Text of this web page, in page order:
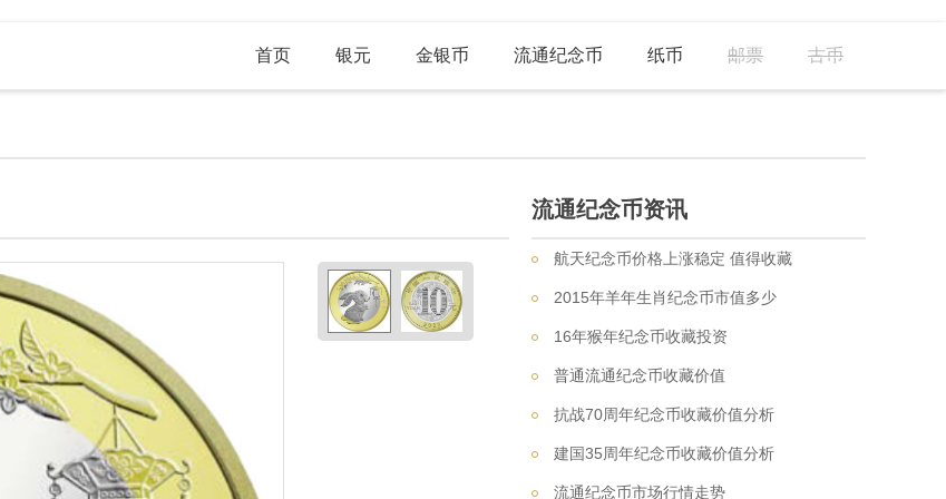
古币
邮票
纸币
流通纪念币
金银币
银元
首页
流通纪念币资讯
航天纪念币价格上涨稳定 值得收藏
2015年羊年生肖纪念币市值多少
16年猴年纪念币收藏投资
普通流通纪念币收藏价值
抗战70周年纪念币收藏价值分析
建国35周年纪念币收藏价值分析
流通纪念币市场行情走势